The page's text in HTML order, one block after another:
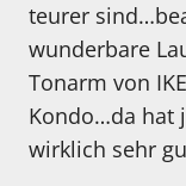
teurer
wunderbare
Tonarm von
Kondo…da hat
wirklich sehr